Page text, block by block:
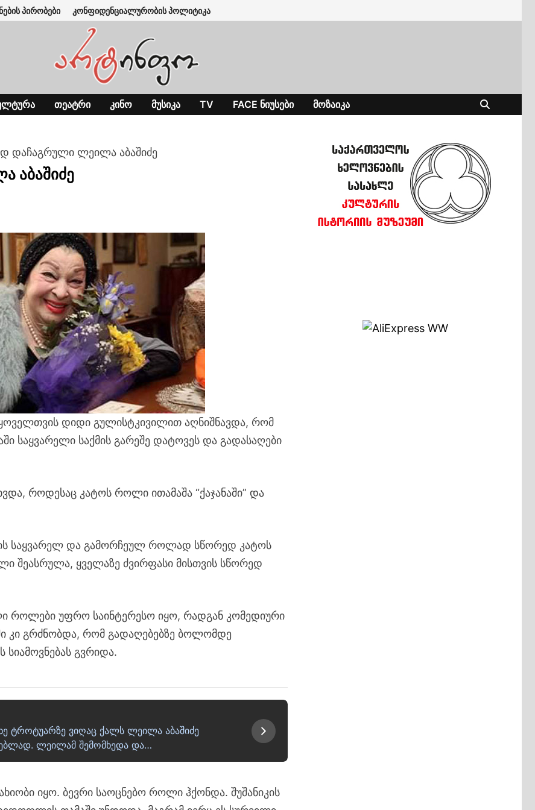
პირობები კონფიდენციალურობის პოლიტიკა
ᲗᲔᲐᲢᲠᲘ ᲙᲘᲜᲝ ᲛᲣᲡᲘᲙᲐ TV FACE ᲜᲘᲣᲡᲔᲑᲘ ᲛᲝᲖᲐᲘᲙᲐ
დაჩაგრული ლეილა აბაშიძე
აბაშიძე
დიდი გულისტკივილით აღნიშნავდა, რომ
საყვარელი საქმის გარეშე დატოვეს და გადასაღები
როდესაც კატოს როლი ითამაშა “ქაჯანაში” და
საყვარელ და გამორჩეულ როლად სწორედ კატოს
შეასრულა, ყველაზე ძვირფასი მისთვის სწორედ
როლები უფრო საინტერესო იყო, რადგან კომედიური
კი გრძნობდა, რომ გადაღებებზე ბოლომდე
გვრიდა.
ტროტუარზე ვიღაც ქალს ლეილა აბაშიძე
ლეილამ შემომხედა და…
იყო. ბევრი საოცნებო როლი ჰქონდა. შუშანიკის